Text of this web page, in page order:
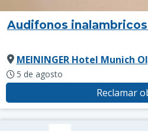
Audifonos
MEININGER Hotel Munich
5 de agosto
Reclamar